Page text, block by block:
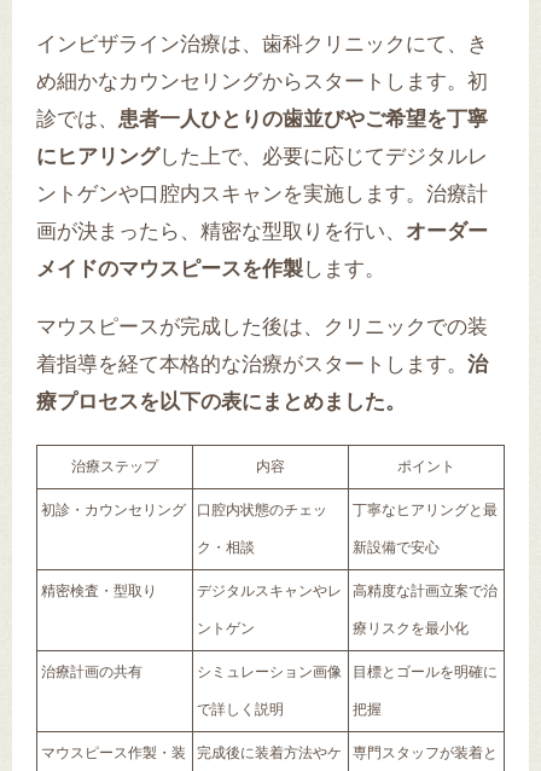
インビザライン治療は、歯科クリニックにて、き
め細かなカウンセリングからスタートします。初
診では、 患者一人ひとりの歯並びやご希望を丁寧
にヒアリングした上で、必要に応じてデジタルレ
ントゲンや口腔内スキャンを実施します。治療計
画が決まったら、精密な型取りを行い、 オーダー
メイドのマウスピースを作製します。
マウスピースが完成した後は、クリニックでの装
着指導を経て本格的な治療がスタートします。 治
療プロセスを以下の表にまとめました。
治療ステップ 内容 ポイント
初診・カウンセリング 口腔内状態のチェッ
ク・相談
丁寧なヒアリングと最
新設備で安心
精密検査・型取り デジタルスキャンやレ
ントゲン
高精度な計画立案で治
療リスクを最小化
治療計画の共有 シミュレーション画像
で詳しく説明
目標とゴールを明確に
把握
マウスピース作製・装 完成後に装着方法やケ 専門スタッフが装着と